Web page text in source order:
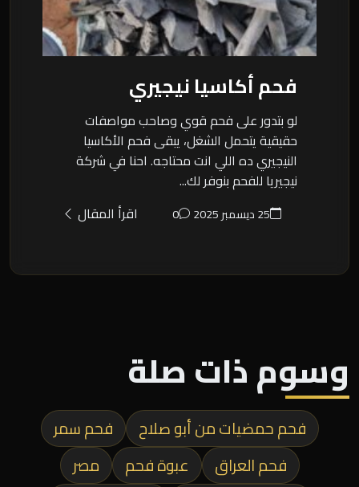
فحم أكاسيا نيجيري
لو بتدور على فحم قوي وصاحب مواصفات
حقيقية يتحمل الشغل، يبقى فحم الأكاسيا
النيجيري ده اللي انت محتاجه. احنا في شركة
نيجيريا للفحم بنوفر لك...
25 ديسمبر 2025 0 اقرأ المقال
وسوم ذات صلة
فحم حمضيات من أبو صلاح
فحم سمر
فحم العراق
عبوة فحم
مصر